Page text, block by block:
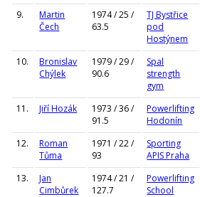
9.
Martin
Čech
1974 / 25 /
63.5
TJ Bystřice
pod
Hostýnem
10.
Bronislav
Chýlek
1979 / 29 /
90.6
Spal
strength
gym
11. Jiří Hozák
1973 / 36 /
91.5
Powerlifting
Hodonín
12.
Roman
Tůma
1971 / 22 /
93
Sporting
APIS Praha
13.
Jan
Cimbůrek
1974 / 21 /
127.7
Powerlifting
School